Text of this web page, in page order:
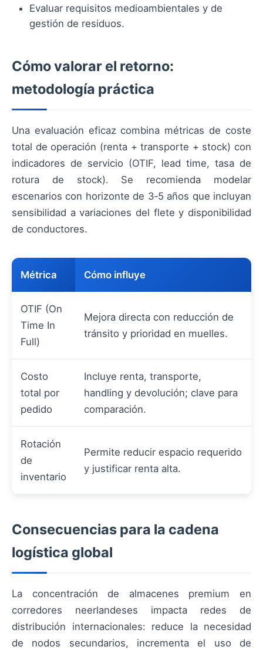
Evaluar requisitos medioambientales y de
gestión de residuos.
Cómo valorar el retorno:
metodología práctica
Una evaluación eficaz combina métricas de coste
total de operación (renta + transporte + stock) con
indicadores de servicio (OTIF, lead time, tasa de
rotura de stock). Se recomienda modelar
escenarios con horizonte de 3‑5 años que incluyan
sensibilidad a variaciones del flete y disponibilidad
de conductores.
Métrica Cómo influye
OTIF (On
Time In
Full)
Mejora directa con reducción de
tránsito y prioridad en muelles.
Costo
total por
pedido
Incluye renta, transporte,
handling y devolución; clave para
comparación.
Rotación
de
inventario
Permite reducir espacio requerido
y justificar renta alta.
Consecuencias para la cadena
logística global
La concentración de almacenes premium en
corredores neerlandeses impacta redes de
distribución internacionales: reduce la necesidad
de nodos secundarios, incrementa el uso de